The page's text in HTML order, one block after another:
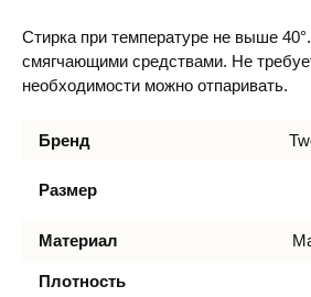
Стирка при температуре не выше
смягчающими средствами. Не
необходимости можно отпаривать.
Бренд
Размер
Материал
Плотность